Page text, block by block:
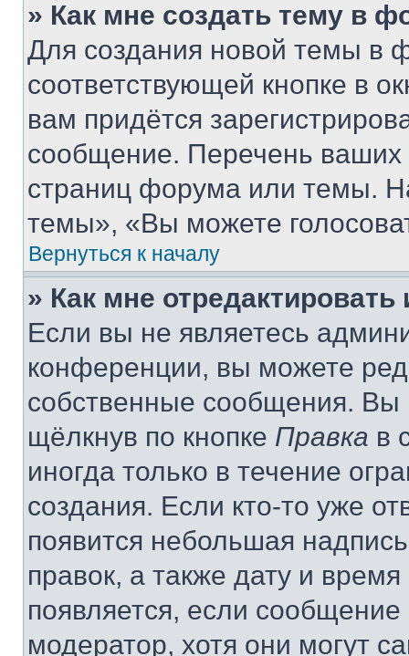
» Как мне создать тему в
Для создания новой темы в
соответствующей кнопке в
вам придётся
сообщение. Перечень ваших
страниц форума или темы.
темы», «Вы можете
Вернуться к началу
» Как мне
Если вы не являетесь
конференции, вы можете
собственные сообщения. Вы
щёлкнув по кнопке Правка в
иногда только в течение
создания. Если кто-то уже
появится небольшая
правок, а также дату и
появляется, если
модератор, хотя они могут